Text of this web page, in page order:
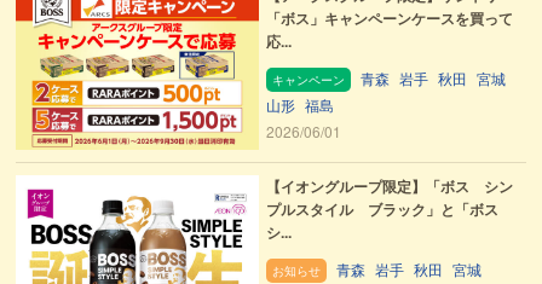
「ボス」キャンペーンケースを買って
応...
キャンペーン 青森 岩手 秋田 宮城
山形 福島
2026/06/01
【イオングループ限定】「ボス シン
プルスタイル ブラック」と「ボス
シ...
お知らせ 青森 岩手 秋田 宮城